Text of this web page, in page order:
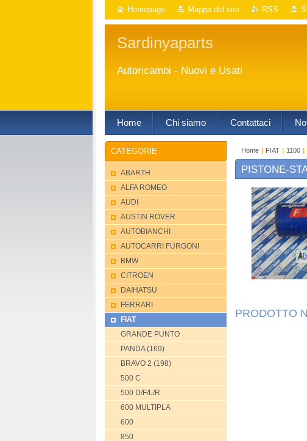
Homepage Mappa del sito RSS
Sardinyaparts
Autoricambi - Nuovi e Usati
Home Chi siamo Contattaci
Home | FIAT | 1100 |
PISTONE-
PRODOTTO
CATEGORIE
ABARTH
ALFA ROMEO
AUDI
AUSTIN ROVER
AUTOBIANCHI
AUTOCARRI FURGONI
BMW
CITROEN
DAIHATSU
FERRARI
FIAT
GRANDE PUNTO
PANDA (169)
BRAVO 2 (198)
500 C
500 D/F/L/R
600 MULTIPLA
600
850